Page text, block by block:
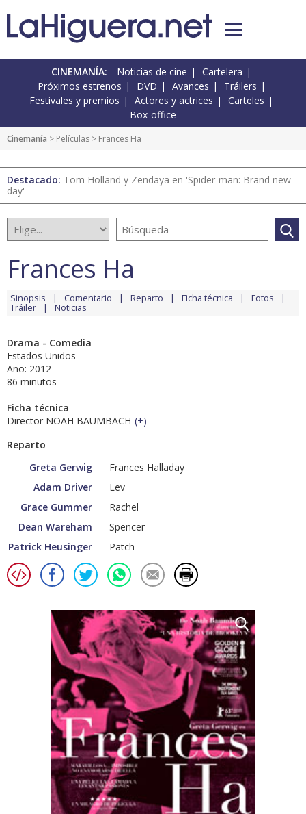
CINEMANÍA: Noticias de cine
Cartelera
Próximos estrenos
DVD Avances
Tráilers
Festivales y premios
Actores y actrices
Carteles
Box-office
Cinemanía > Películas > Frances Ha
Destacado: Tom Holland y Zendaya en 'Spider-man: Brand new
day'
Frances Ha
Sinopsis Comentario Reparto Ficha técnica Fotos
Tráiler Noticias
Drama - Comedia
Estados Unidos
Año: 2012
86 minutos
Ficha técnica
Director NOAH BAUMBACH (+)
Reparto
Greta Gerwig
Frances Halladay
Adam Driver
Lev
Grace Gummer
Rachel
Dean Wareham
Spencer
Patrick Heusinger
Patch